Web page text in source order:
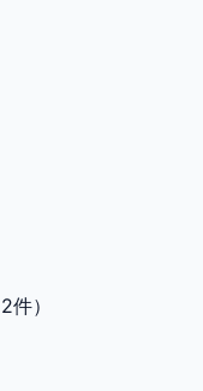
2件）